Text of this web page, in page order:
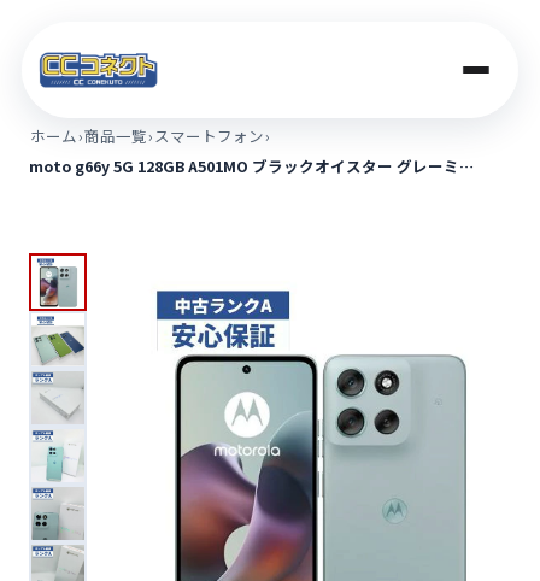
商品一覧
店舗案内
法人のお客さま
コラム
便利ツール
ホーム›商品一覧›スマートフォン›
moto g66y 5G 128GB A501MO ブラックオイスター グレーミ…